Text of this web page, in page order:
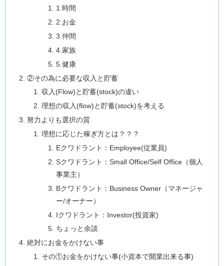
1.時間
2.お金
3.仲間
4.家族
5.健康
②その為に必要な収入と貯蓄
収入(Flow)と貯蓄(stock)の違い
理想の収入(flow)と貯蓄(stock)を考える
努力よりも選択の質
理想に応じた稼ぎ方とは？？？
Eクワドラント：Employee(従業員)
Sクワドラント：Small Office/Self Office（個人
事業主）
Bクワドラント：Business Owner（マネージャ
ー/オーナー）
Iクワドラント：Investor(投資家)
ちょっと余談
絶対にお金をかけない事
その①お金をかけない事(小資本で開業出来る事)